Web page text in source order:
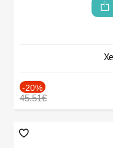
-20%
45.51€